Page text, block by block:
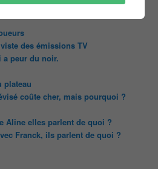
des émissions TV
a peur du noir.
plateau
coûte cher, mais pourquoi ?
Aline elles parlent de quoi ?
Franck, ils parlent de quoi ?